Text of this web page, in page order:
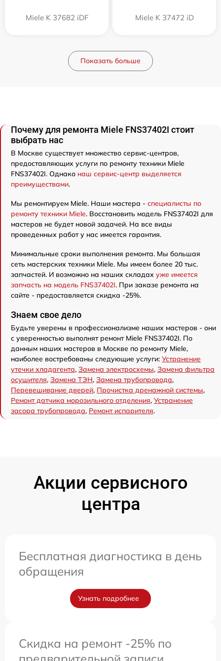
Miele K 37682 iDF Miele K 37472 iD
Показать больше
Почему для ремонта Miele FNS37402I стоит
выбрать нас
В Москве существует множество сервис-центров,
предоставляющих услуги по ремонту техники Miele
FNS37402I. Однако наш сервис-центр выделяется
преимуществами.
Мы ремонтируем Miele. Наши мастера - специалисты по
ремонту техники Miele. Восстановить модель FNS37402I для
мастеров не будет новой задачей. На все виды
проведенных работ у нас имеется гарантия.
Минимальные сроки выполнения ремонта. Мы большая
сеть мастерских техники Miele. Мы имеем более 20 тыс.
запчастей. И возможно на наших складах уже имеется
запчасть на модель FNS37402I. При заказе ремонта на
сайте - предоставляется скидка -25%.
Знаем свое дело
Будьте уверены в профессионализме наших мастеров - они
с уверенностью выполнят ремонт Miele FNS37402I. По
данным наших мастеров в Москве по ремонту Miele,
наиболее востребованы следующие услуги: Устранение
утечки хладагента, Замена электросхемы, Замена фильтра
осушителя, Замена ТЭН, Замена трубопровода,
Перевешивание дверей, Прочистка дренажной системы,
Ремонт датчика морозильного отделения, Устранение
засора трубопровода, Ремонт испарителя.
Акции сервисного
центра
Бесплатная диагностика в день
обращения
Узнать подробнее
Скидка на ремонт -25% по